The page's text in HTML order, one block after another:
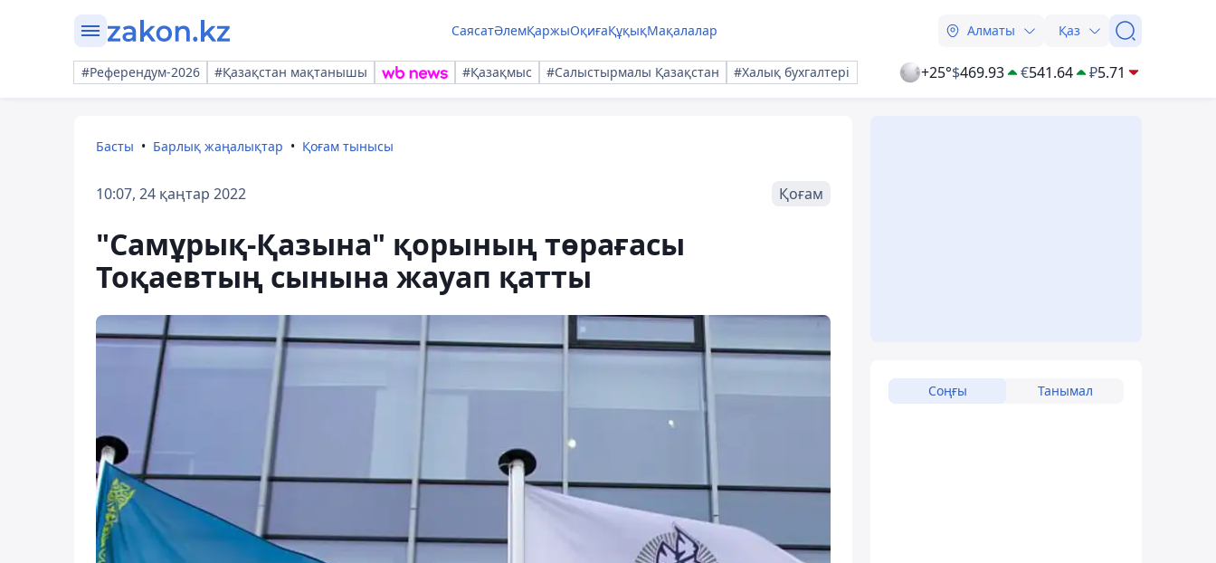
СаясатӘлемҚаржыОқиғаҚұқықМақалалар Алматы Қаз
#Референдум-2026 #Қазақстан мақтанышы #Қазақмыс #Салыстырмалы Қазақстан #Халық бухгалтері +25°$469.93 €541.64 ₽5.71
Басты Барлық жаңалықтар Қоғам тынысы
10:07, 24 қаңтар 2022 Қоғам
"Самұрық-Қазына" қорының төрағасы
Тоқаевтың сынына жауап қатты
Соңғы Танымал